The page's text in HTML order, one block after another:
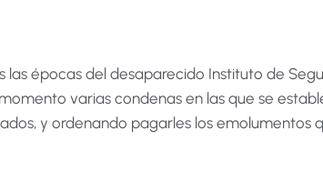
épocas del desaparecido Instituto de
varias condenas en las que se
y ordenando pagarles los